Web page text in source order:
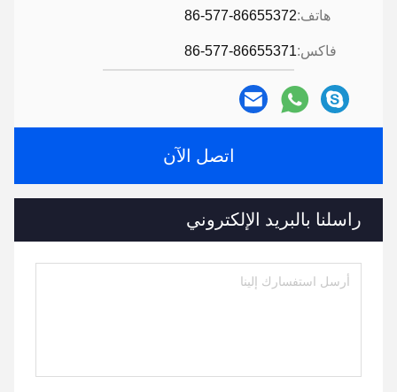
هاتف:86-577-86655372
فاكس:86-577-86655371
اتصل الآن
راسلنا بالبريد الإلكتروني